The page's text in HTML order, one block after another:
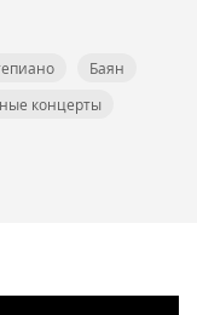
Баян
концерты